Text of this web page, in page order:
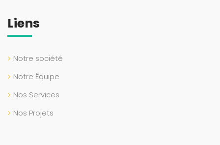
Liens
Notre société
Notre Équipe
Nos Services
Nos Projets